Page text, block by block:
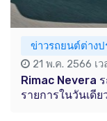
ข่าวรถยนต์ต่างป
21 พ.ค. 2566 เว
Rimac Nevera
รายการในวันเดีย